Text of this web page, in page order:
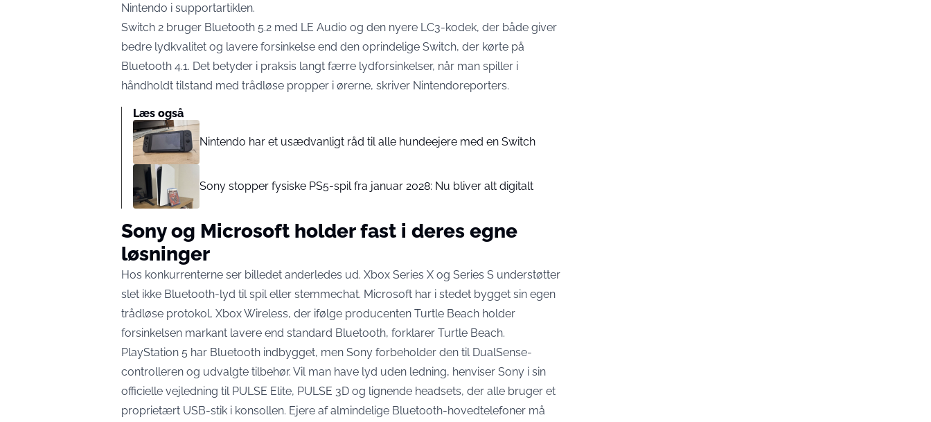
Nintendo i supportartiklen.
Switch 2 bruger Bluetooth 5.2 med LE Audio og den nyere LC3-kodek, der både giver
bedre lydkvalitet og lavere forsinkelse end den oprindelige Switch, der kørte på
Bluetooth 4.1. Det betyder i praksis langt færre lydforsinkelser, når man spiller i
håndholdt tilstand med trådløse propper i ørerne, skriver Nintendoreporters.
Læs også
Nintendo har et usædvanligt råd til alle hundeejere med en Switch
Sony stopper fysiske PS5-spil fra januar 2028: Nu bliver alt digitalt
Sony og Microsoft holder fast i deres egne
løsninger
Hos konkurrenterne ser billedet anderledes ud. Xbox Series X og Series S understøtter
slet ikke Bluetooth-lyd til spil eller stemmechat. Microsoft har i stedet bygget sin egen
trådløse protokol, Xbox Wireless, der ifølge producenten Turtle Beach holder
forsinkelsen markant lavere end standard Bluetooth, forklarer Turtle Beach.
PlayStation 5 har Bluetooth indbygget, men Sony forbeholder den til DualSense-
controlleren og udvalgte tilbehør. Vil man have lyd uden ledning, henviser Sony i sin
officielle vejledning til PULSE Elite, PULSE 3D og lignende headsets, der alle bruger et
proprietært USB-stik i konsollen. Ejere af almindelige Bluetooth-hovedtelefoner må